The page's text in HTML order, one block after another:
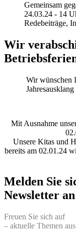
Gemeinsam
24.03.24 - 14
Redebeiträge,
Wir
Wir wünschen
Mit Ausnahme
Unsere Kitas und
bereits am 02.01.24
Melden Sie
Newsletter
Freuen Sie sich auf
– aktuelle Themen